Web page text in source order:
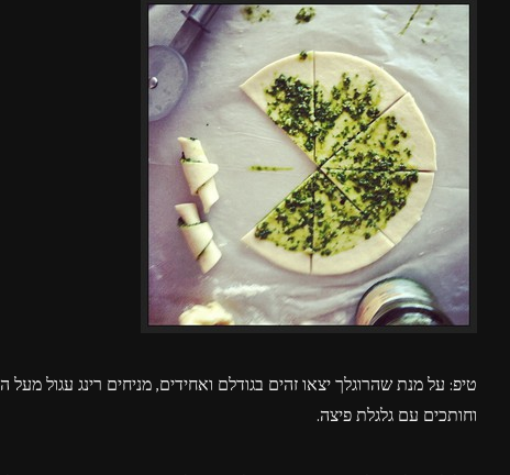
טיפ: על מנת שהרוגלך יצאו זהים בגודלם ואחידים, מניחים רינג עגול
וחותכים עם גלגלת פיצה.